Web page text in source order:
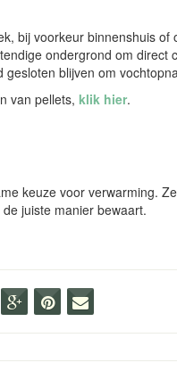
bij voorkeur binnenshuis of
ondergrond om direct
blijven om
van pellets, klik hier.
keuze voor verwarming.
juiste manier bewaart.